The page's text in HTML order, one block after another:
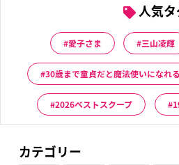
人気
愛子さま 三山凌輝
30歳まで童貞だと魔法使いになれ
2026ベストスクープ
カテゴリー